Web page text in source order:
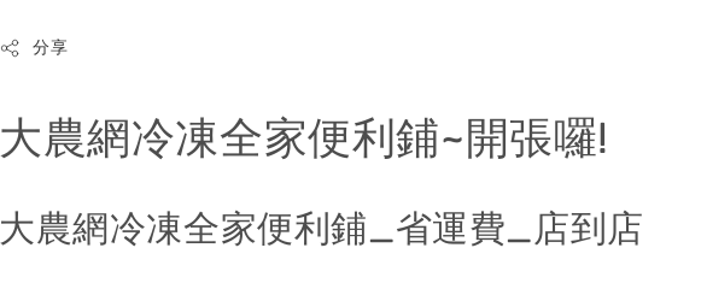
分享
大農網冷凍全家便利鋪~開張囉!
大農網冷凍全家便利鋪_省運費_店到店